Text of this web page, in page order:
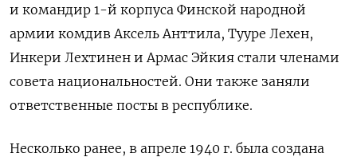
и командир 1-й корпуса Финской народной
армии комдив Аксель Анттила, Тууре Лехен,
Инкери Лехтинен и Армас Эйкия стали членами
совета национальностей. Они также заняли
ответственные посты в республике.
Несколько ранее, в апреле 1940 г. была создана